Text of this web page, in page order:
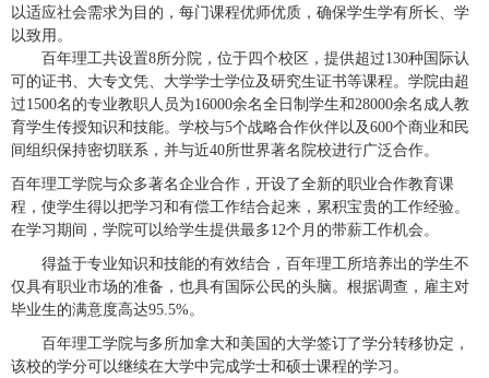
以适应社会需求为目的，每门课程优师优质，确保学生学有所长、学
以致用。
百年理工共设置8所分院，位于四个校区，提供超过130种国际认
可的证书、大专文凭、大学学士学位及研究生证书等课程。学院由超
过1500名的专业教职人员为16000余名全日制学生和28000余名成人教
育学生传授知识和技能。学校与5个战略合作伙伴以及600个商业和民
间组织保持密切联系，并与近40所世界著名院校进行广泛合作。
百年理工学院与众多著名企业合作，开设了全新的职业合作教育课
程，使学生得以把学习和有偿工作结合起来，累积宝贵的工作经验。
在学习期间，学院可以给学生提供最多12个月的带薪工作机会。
得益于专业知识和技能的有效结合，百年理工所培养出的学生不
仅具有职业市场的准备，也具有国际公民的头脑。根据调查，雇主对
毕业生的满意度高达95.5%。
百年理工学院与多所加拿大和美国的大学签订了学分转移协定，
该校的学分可以继续在大学中完成学士和硕士课程的学习。